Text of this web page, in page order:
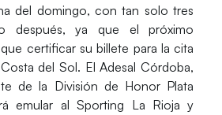
del domingo, con tan solo tres
después, ya que el próximo
certificar su billete para la cita
del Sol. ElAdesal Córdoba,
de la División de Honor Plata
emular al Sporting La Rioja y